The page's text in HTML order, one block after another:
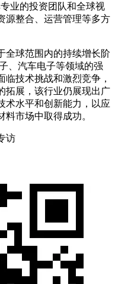
业的投资团队和全球视
源整合、运营管理等多方
球范围内的持续增长阶
、汽车电子等领域的强
技术挑战和激烈竞争，
拓展，该行业仍展现出广
术水平和创新能力，以应
市场中取得成功。
访